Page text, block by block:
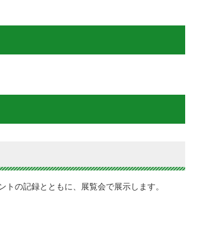
の記録とともに、展覧会で展示します。